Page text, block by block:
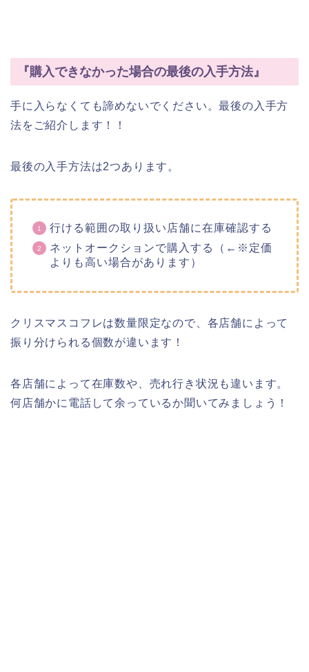
『購入できなかった場合の最後の入手方法』
手に入らなくても諦めないでください。最後の入手方
法をご紹介します！！
最後の入手方法は2つあります。
行ける範囲の取り扱い店舗に在庫確認する
ネットオークションで購入する（←※定価
よりも高い場合があります）
クリスマスコフレは数量限定なので、各店舗によって
振り分けられる個数が違います！
各店舗によって在庫数や、売れ行き状況も違います。
何店舗かに電話して余っているか聞いてみましょう！